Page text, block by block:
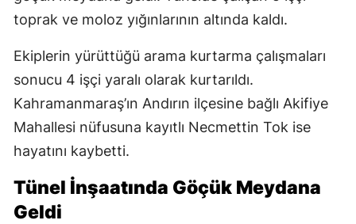
toprak ve moloz yığınlarının altında kaldı.
Ekiplerin yürüttüğü arama kurtarma çalışmaları
sonucu 4 işçi yaralı olarak kurtarıldı.
Kahramanmaraş’ın Andırın ilçesine bağlı Akifiye
Mahallesi nüfusuna kayıtlı Necmettin Tok ise
hayatını kaybetti.
Tünel İnşaatında Göçük Meydana
Geldi